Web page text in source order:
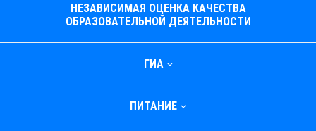
НЕЗАВИСИМАЯ ОЦЕНКА КАЧЕСТВА
ОБРАЗОВАТЕЛЬНОЙ ДЕЯТЕЛЬНОСТИ
ГИА
ПИТАНИЕ